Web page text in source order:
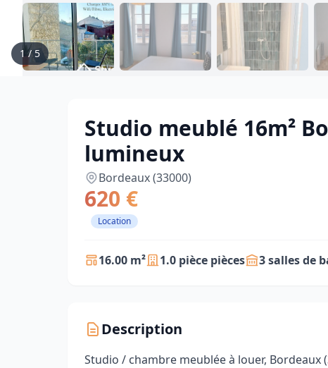
1/5
Studio meublé 16m²
lumineux
Bordeaux (33000)
620 €
Location
16.00 m² 1.0 pièce pièces 3 salles de
Description
Studio / chambre meublée à louer,